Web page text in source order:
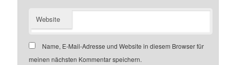
Website
Name, E-Mail-Adresse und Website in diesem Browser für
meinen nächsten Kommentar speichern.